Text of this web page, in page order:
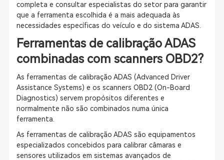
completa e consultar especialistas do setor para garantir
que a ferramenta escolhida é a mais adequada às
necessidades específicas do veículo e do sistema ADAS.
Ferramentas de calibração ADAS
combinadas com scanners OBD2?
As ferramentas de calibração ADAS (Advanced Driver
Assistance Systems) e os scanners OBD2 (On-Board
Diagnostics) servem propósitos diferentes e
normalmente não são combinados numa única
ferramenta.
As ferramentas de calibração ADAS são equipamentos
especializados concebidos para calibrar câmaras e
sensores utilizados em sistemas avançados de